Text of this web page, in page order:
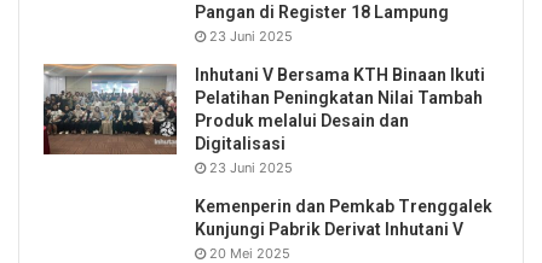
Pangan di Register 18 Lampung
23 Juni 2025
Inhutani V Bersama KTH Binaan Ikuti
Pelatihan Peningkatan Nilai Tambah
Produk melalui Desain dan
Digitalisasi
23 Juni 2025
Kemenperin dan Pemkab Trenggalek
Kunjungi Pabrik Derivat Inhutani V
20 Mei 2025